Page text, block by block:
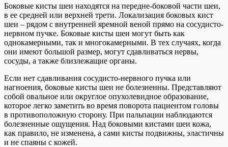
Боковые кисты шеи находятся на передне-боковой части шеи,
в ее средней или верхней трети. Локализация боковых кист
шеи – рядом с внутренней яремной веной прямо на сосудисто-
нервном пучке. Боковые кисты шеи могут быть как
однокамерными, так и многокамерными. В тех случаях, когда
они имеют большой размер, могут сдавливаться нервы,
сосуды, а также близлежащие органы.
Если нет сдавливания сосудисто-нервного пучка или
нагноения, боковые кисты шеи не болезненны. Представляют
собой овальное или округлое опухолевидное образование,
которое легко заметить во время поворота пациентом головы
в противоположную сторону. При пальпации наблюдаются
болезненные ощущения. Над боковыми кистами шеи кожа,
как правило, не изменена, а сами кисты подвижны, эластичны
и не спаяны с кожей.